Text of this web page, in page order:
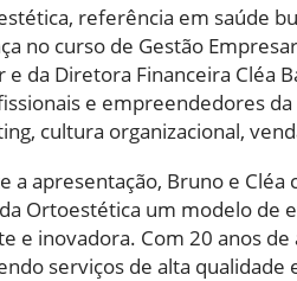
referência em saúde
no curso de Gestão
e da Diretora Financeira Cléa
e empreendedores
cultura organizacional,
a apresentação, Bruno e
Ortoestética um modelo de
e inovadora. Com 20 anos
serviços de alta qualidade